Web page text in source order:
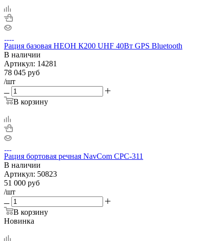
Рация базовая НЕОН К200 UHF 40Вт GPS Bluetooth
В наличии
Артикул: 14281
78 045 руб
/шт
В корзину
Рация бортовая речная NavCom CPC-311
В наличии
Артикул: 50823
51 000 руб
/шт
В корзину
Новинка